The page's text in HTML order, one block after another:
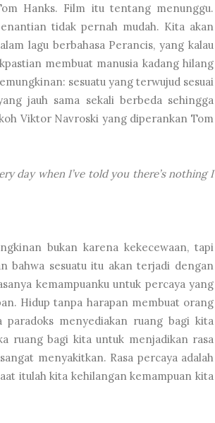
Hanks. Film itu tentang menunggu.
tidak pernah mudah. Kita akan
lagu berbahasa Perancis, yang kalau
membuat manusia kadang hilang
sesuatu yang terwujud sesuai
jauh sama sekali berbeda sehingga
Viktor Navroski yang diperankan Tom
day when I’ve told you there’s nothing I
bukan karena kekecewaan, tapi
bahwa sesuatu itu akan terjadi dengan
kemampuanku untuk percaya yang
Hidup tanpa harapan membuat orang
menyediakan ruang bagi kita
ruang bagi kita untuk menjadikan rasa
menyakitkan. Rasa percaya adalah
itulah kita kehilangan kemampuan kita